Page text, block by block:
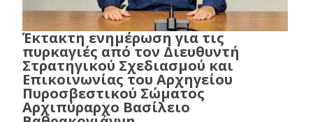
Έκτακτη ενημέρωση για τις
πυρκαγιές από τον Διευθυντή
Στρατηγικού Σχεδιασμού και
Επικοινωνίας του Αρχηγείου
Πυροσβεστικού Σώματος
Αρχιπύραρχο Βασίλειο